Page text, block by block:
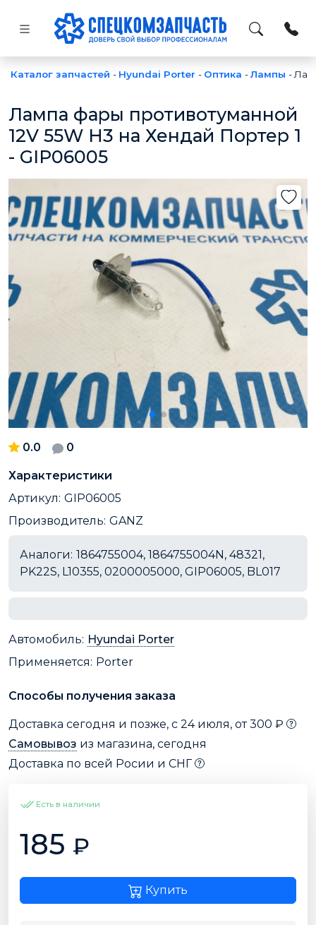
Каталог запчастей - Hyundai Porter - Оптика -Лампы -
Лампа фары противотуманной
12V 55W H3 на Хендай Портер 1
- GIP06005
0.0 0
Характеристики
Артикул: GIP06005
Производитель: GANZ
Аналоги: 1864755004, 1864755004N, 48321,
PK22S, L10355, 0200005000, GIP06005, BL017
Автомобиль: Hyundai Porter
Применяется: Porter
Способы получения заказа
Доставка сегодня и позже, с 24 июля, от 300 ₽
Самовывоз из магазина, сегодня
Доставка по всей Росии и СНГ
Есть в наличии
185 ₽
Купить